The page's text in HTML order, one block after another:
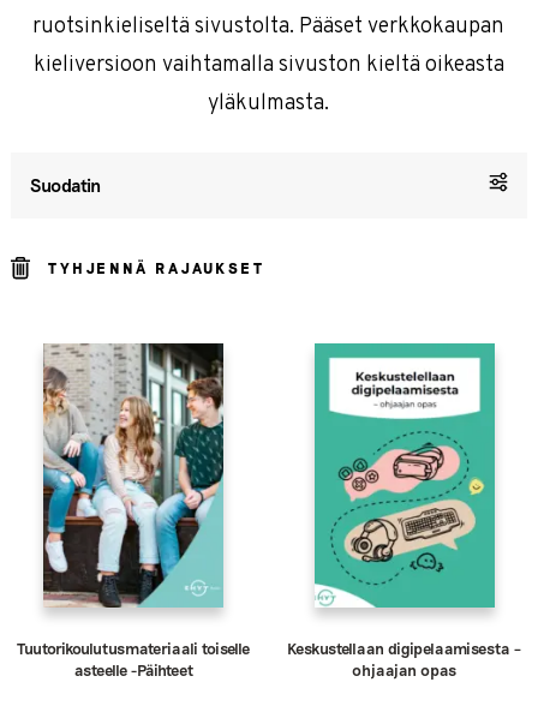
ruotsinkieliseltä sivustolta. Pääset verkkokaupan
kieliversioon vaihtamalla sivuston kieltä oikeasta
yläkulmasta.
Suodatin
TYHJENNÄ RAJAUKSET
Tuutorikoulutusmateriaali toiselle
asteelle -Päihteet
Keskustellaan digipelaamisesta –
ohjaajan opas